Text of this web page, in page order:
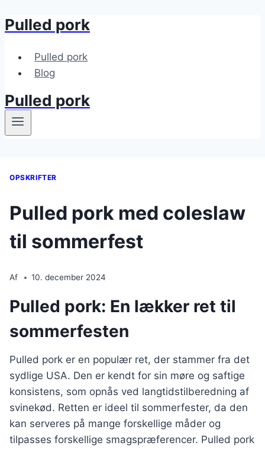
Fortsæt
indhold
Pulled pork
Pulled pork
Blog
Pulled pork
OPSKRIFTER
Pulled pork med coleslaw
til sommerfest
Af 10. december 2024
Pulled pork: En lækker ret til
sommerfesten
Pulled pork er en populær ret, der stammer fra det
sydlige USA. Den er kendt for sin møre og saftige
konsistens, som opnås ved langtidstilberedning af
svinekød. Retten er ideel til sommerfester, da den
kan serveres på mange forskellige måder og
tilpasses forskellige smagspræferencer. Pulled pork